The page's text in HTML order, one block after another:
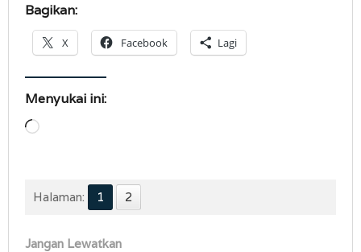
Bagikan:
X Facebook Lagi
Menyukai ini:
Memuat...
Halaman: 1 2
Jangan Lewatkan